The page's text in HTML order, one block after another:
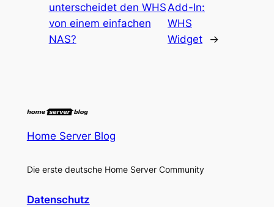
unterscheidet den WHS
von einem einfachen
NAS?
Add-In:
WHS
Widget
→
Home Server Blog
Die erste deutsche Home Server Community
Datenschutz